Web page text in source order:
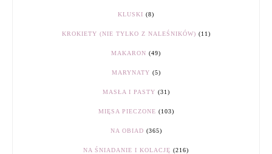
KLUSKI (8)
KROKIETY (NIE TYLKO Z NALEŚNIKÓW) (11)
MAKARON (49)
MARYNATY (5)
MASŁA I PASTY (31)
MIĘSA PIECZONE (103)
NA OBIAD (365)
NA ŚNIADANIE I KOLACJĘ (216)